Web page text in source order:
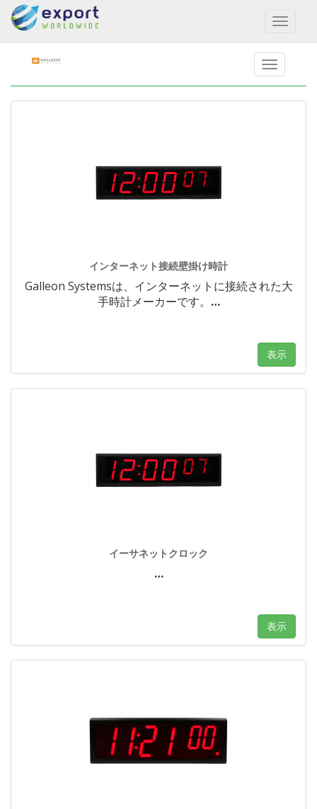
Toggle
インターネット接続壁掛け時計
Galleon Systemsは、インターネットに接続された大
手時計メーカーです。 …
表示
イーサネットクロック
…
表示